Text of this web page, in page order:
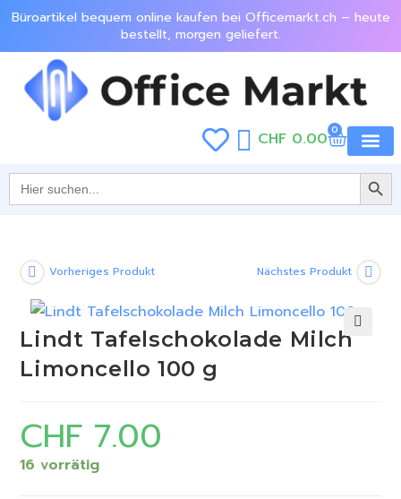
Büroartikel bequem online kaufen bei Officemarkt.ch – heute
bestellt, morgen geliefert.
CHF 0.00 0
Search
for:
SEARCH
Vorheriges Produkt Nächstes Produkt
Lindt Tafelschokolade Milch
Limoncello 100 g
CHF 7.00
16 vorrätig